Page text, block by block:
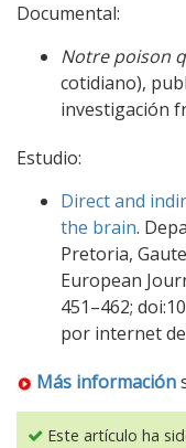
Documental:
Notre poison
cotidiano),
investigación
Estudio:
Direct and
the brain.
Pretoria,
European
451–462;
por internet
Más información
Este artículo ha